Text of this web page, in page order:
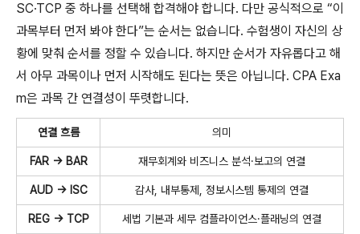
SC·TCP 중 하나를 선택해 합격해야 합니다. 다만 공식적으로 “이
과목부터 먼저 봐야 한다”는 순서는 없습니다. 수험생이 자신의 상
황에 맞춰 순서를 정할 수 있습니다. 하지만 순서가 자유롭다고 해
서 아무 과목이나 먼저 시작해도 된다는 뜻은 아닙니다. CPA Exa
m은 과목 간 연결성이 뚜렷합니다.
연결 흐름 의미
FAR → BAR 재무회계와 비즈니스 분석·보고의 연결
AUD → ISC 감사, 내부통제, 정보시스템 통제의 연결
REG → TCP 세법 기본과 세무 컴플라이언스·플래닝의 연결